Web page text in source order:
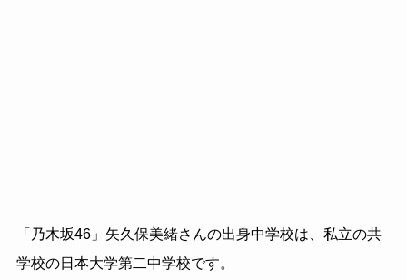
「乃木坂46」矢久保美緒さんの出身中学校は、私立の共
学校の日本大学第二中学校です。